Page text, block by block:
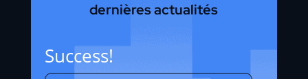
dernières actualités
Success!